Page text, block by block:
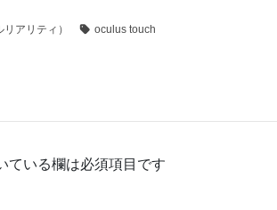
アリティ） oculus touch
ている欄は必須項目です